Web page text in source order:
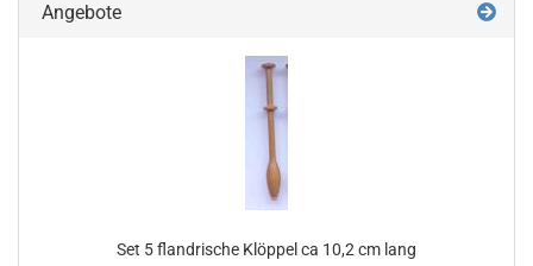
Angebote
Set 5 flandrische Klöppel ca 10,2 cm lang